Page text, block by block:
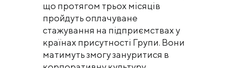
що протягом трьох місяців
пройдуть оплачуване
стажування на підприємствах у
країнах присутності Групи. Вони
матимуть змогу зануритися в